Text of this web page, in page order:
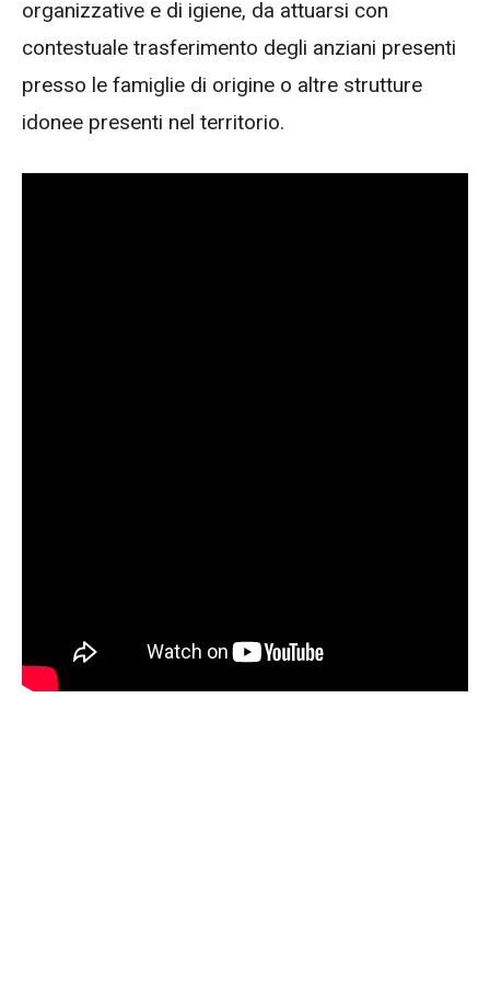
organizzative e di igiene, da attuarsi con
contestuale trasferimento degli anziani presenti
presso le famiglie di origine o altre strutture
idonee presenti nel territorio.